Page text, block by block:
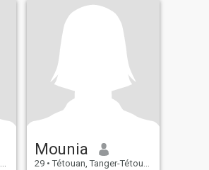
Mounia
29 • Tétouan, Tanger-Tétouan, Marokko